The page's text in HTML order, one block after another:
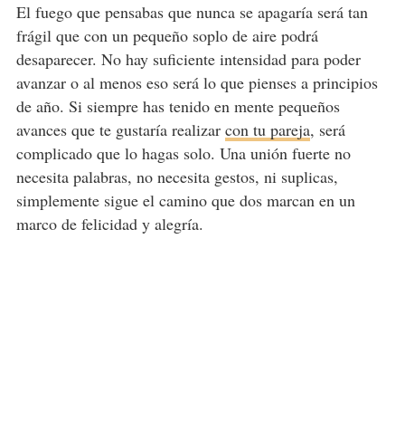
El fuego que pensabas que nunca se apagaría será tan
frágil que con un pequeño soplo de aire podrá
desaparecer. No hay suficiente intensidad para poder
avanzar o al menos eso será lo que pienses a principios
de año. Si siempre has tenido en mente pequeños
avances que te gustaría realizar con tu pareja, será
complicado que lo hagas solo. Una unión fuerte no
necesita palabras, no necesita gestos, ni suplicas,
simplemente sigue el camino que dos marcan en un
marco de felicidad y alegría.